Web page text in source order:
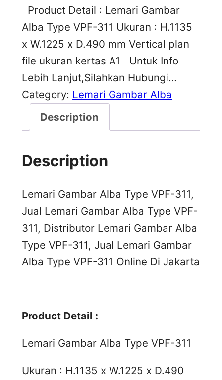
Product Detail : Lemari Gambar
Alba Type VPF-311 Ukuran : H.1135
x W.1225 x D.490 mm Vertical plan
file ukuran kertas A1 Untuk Info
Lebih Lanjut,Silahkan Hubungi…
Category: Lemari Gambar Alba
Description
Description
Lemari Gambar Alba Type VPF-311,
Jual Lemari Gambar Alba Type VPF-
311, Distributor Lemari Gambar Alba
Type VPF-311, Jual Lemari Gambar
Alba Type VPF-311 Online Di Jakarta
Product Detail :
Lemari Gambar Alba Type VPF-311
Ukuran : H.1135 x W.1225 x D.490